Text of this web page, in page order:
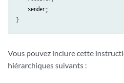
    sender;
Vous pouvez inclure cette
hiérarchiques suivants :